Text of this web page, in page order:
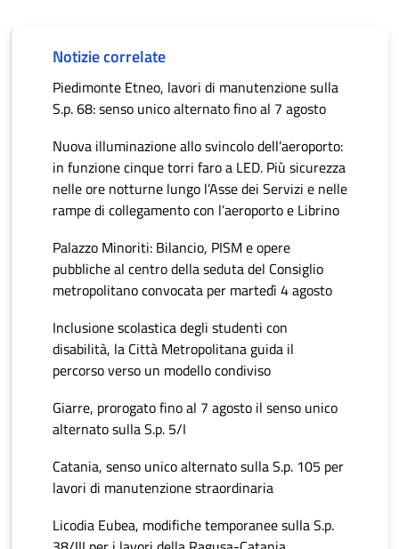
Notizie correlate
Piedimonte Etneo, lavori di manutenzione sulla
S.p. 68: senso unico alternato fino al 7 agosto
Nuova illuminazione allo svincolo dell’aeroporto:
in funzione cinque torri faro a LED. Più sicurezza
nelle ore notturne lungo l’Asse dei Servizi e nelle
rampe di collegamento con l’aeroporto e Librino
Palazzo Minoriti: Bilancio, PISM e opere
pubbliche al centro della seduta del Consiglio
metropolitano convocata per martedì 4 agosto
Inclusione scolastica degli studenti con
disabilità, la Città Metropolitana guida il
percorso verso un modello condiviso
Giarre, prorogato fino al 7 agosto il senso unico
alternato sulla S.p. 5/I
Catania, senso unico alternato sulla S.p. 105 per
lavori di manutenzione straordinaria
Licodia Eubea, modifiche temporanee sulla S.p.